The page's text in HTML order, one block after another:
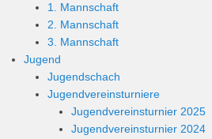
1. Mannschaft
2. Mannschaft
3. Mannschaft
Jugend
Jugendschach
Jugendvereinsturniere
Jugendvereinsturnier 2025
Jugendvereinsturnier 2024